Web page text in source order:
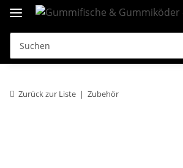
Zurück zur Liste Zubehör